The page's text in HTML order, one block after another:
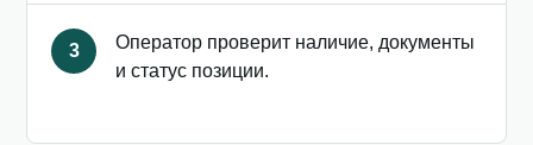
3
Оператор проверит наличие, документы
и статус позиции.